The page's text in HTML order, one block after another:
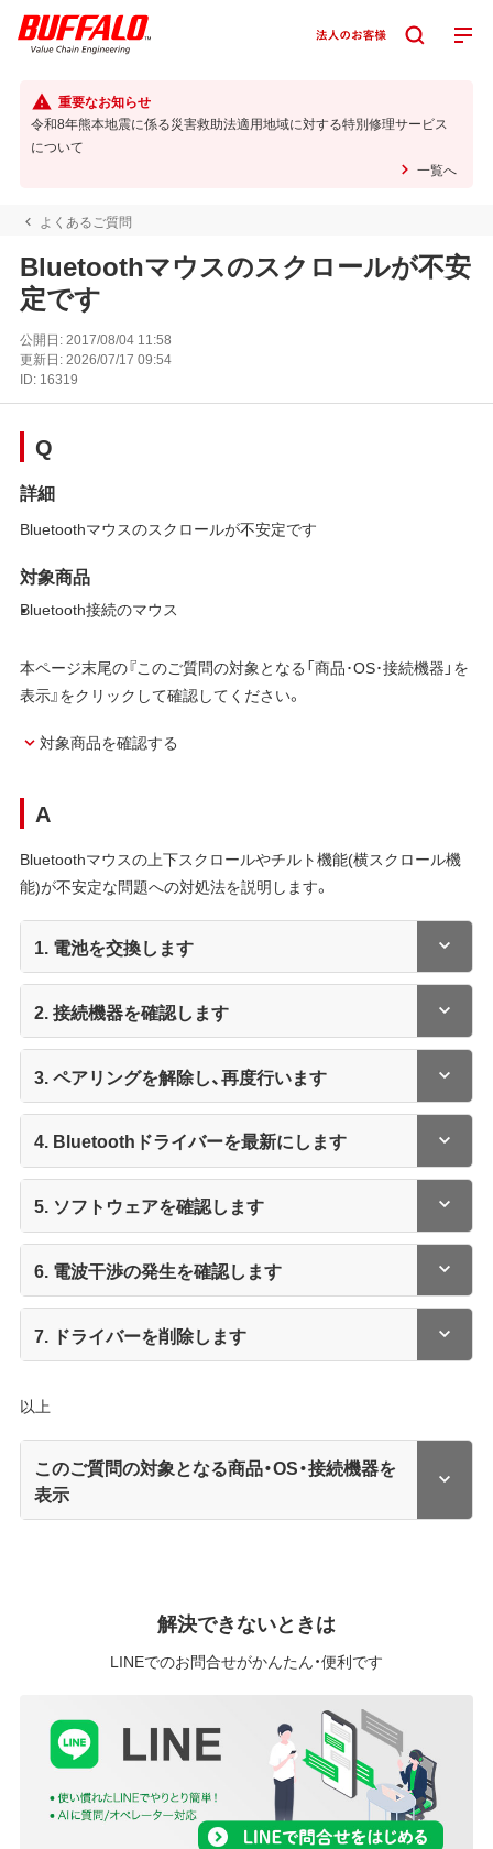
重要なお知らせ
令和8年熊本地震に係る災害救助法適用地域に対する特別修理サービス
について
一覧へ
よくあるご質問
Bluetoothマウスのスクロールが不安
定です
公開日:2017/08/04 11:58
更新日:2026/07/17 09:54
ID: 16319
Q
詳細
Bluetoothマウスのスクロールが不安定です
対象商品
Bluetooth接続のマウス
本ページ末尾の『このご質問の対象となる「商品･OS･接続機器」を
表示』をクリックして確認してください。
対象商品を確認する
A
Bluetoothマウスの上下スクロールやチルト機能(横スクロール機
能)が不安定な問題への対処法を説明します。
1. 電池を交換します
2. 接続機器を確認します
3. ペアリングを解除し、再度行います
4. Bluetoothドライバーを最新にします
5. ソフトウェアを確認します
6. 電波干渉の発生を確認します
7. ドライバーを削除します
以上
このご質問の対象となる商品・OS・接続機器を
表示
解決できないときは
LINEでのお問合せがかんたん・便利です